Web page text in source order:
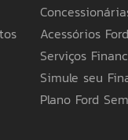
Estadual do
informações.
não estar
seus produtos
de
3673 ou a
Acessórios Ford
Serviços
Simule seu
Plano Ford